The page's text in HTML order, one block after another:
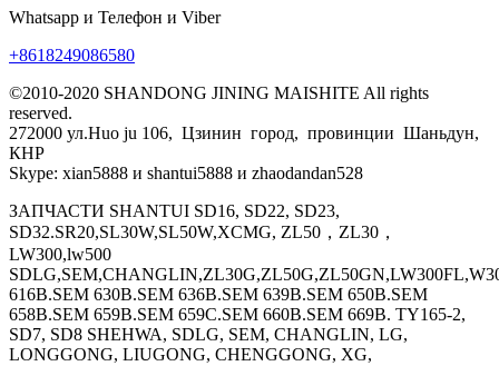
Whatsapp и Телефон и Viber
+8618249086580
©2010-2020 SHANDONG JINING MAISHITE All rights
reserved.
272000 ул.Huo ju 106, Цзинин город, провинции Шаньдун,
КНР
Skype: xian5888 и shantui5888 и zhaodandan528
ЗАПЧАСТИ SHANTUI SD16, SD22, SD23,
SD32.SR20,SL30W,SL50W,XCMG, ZL50，ZL30，
LW300,lw500
616B.SEM 630B.SEM 636B.SEM 639B.SEM 650B.SEM
658B.SEM 659B.SEM 659C.SEM 660B.SEM 669B. TY165-2,
SD7, SD8 SHEHWA, SDLG, SEM, CHANGLIN, LG,
LONGGONG, LIUGONG, CHENGGONG, XG,